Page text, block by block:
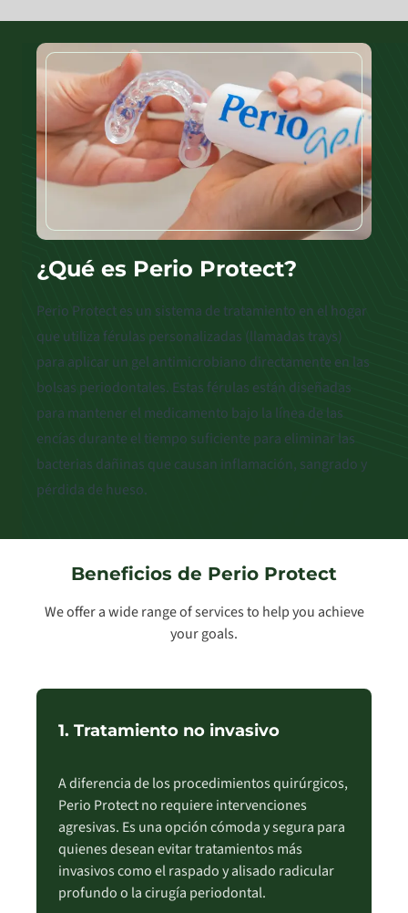
¿Qué es Perio Protect?
Perio Protect es un sistema de tratamiento en el hogar
que utiliza férulas personalizadas (llamadas trays)
para aplicar un gel antimicrobiano directamente en las
bolsas periodontales. Estas férulas están diseñadas
para mantener el medicamento bajo la línea de las
encías durante el tiempo suficiente para eliminar las
bacterias dañinas que causan inflamación, sangrado y
pérdida de hueso.
Beneficios de Perio Protect
We offer a wide range of services to help you achieve
your goals.
1. Tratamiento no invasivo
A diferencia de los procedimientos quirúrgicos,
Perio Protect no requiere intervenciones
agresivas. Es una opción cómoda y segura para
quienes desean evitar tratamientos más
invasivos como el raspado y alisado radicular
profundo o la cirugía periodontal.